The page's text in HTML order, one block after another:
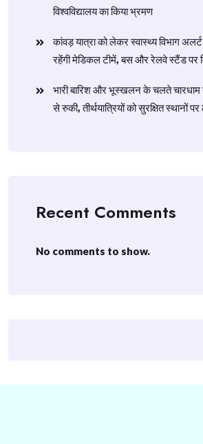
विश्वविद्यालय का किया भ्रमण
​कांवड़ यात्रा को लेकर स्वास्थ्य विभाग
रहेंगी मेडिकल टीमें, बस और रेलवे स्टैंड पर
​भारी बारिश और भूस्खलन के चलते चारधाम
से रुकी, तीर्थयात्रियों को सुरक्षित स्थानों
Recent Comments
No comments to show.